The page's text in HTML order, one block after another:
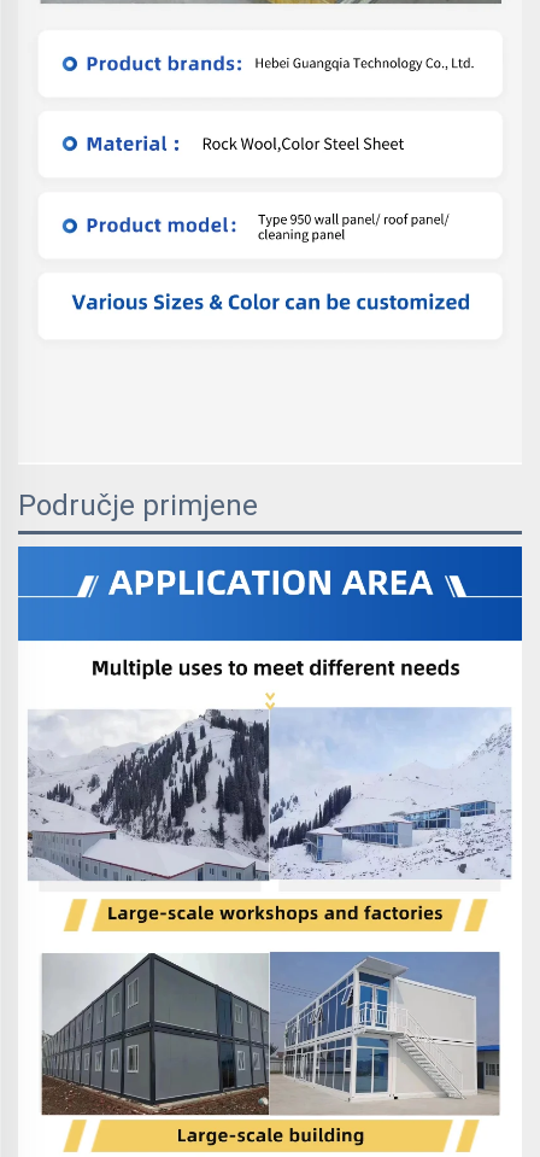
Područje primjene